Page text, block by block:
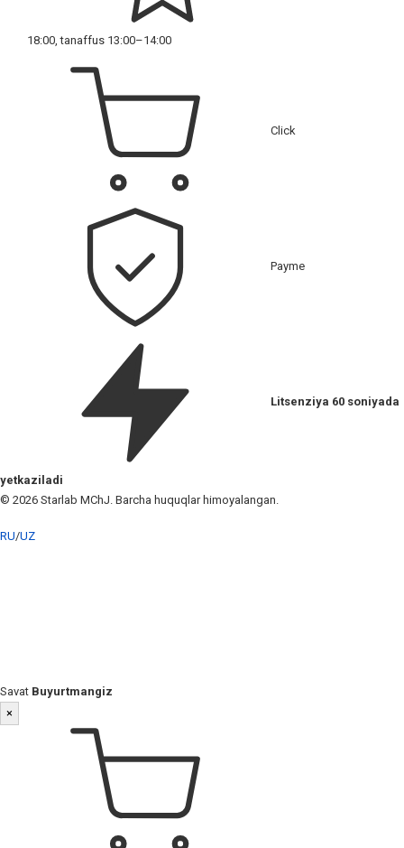
18:00, tanaffus 13:00–14:00
Click
Payme
Litsenziya 60 soniyada
yetkaziladi
© 2026 Starlab MChJ. Barcha huquqlar himoyalangan.
RU/UZ
Savat Buyurtmangiz
×